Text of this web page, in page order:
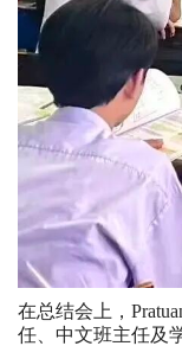
在总结会上，
任、中文班主任及